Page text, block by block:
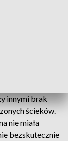
innymi brak
ścieków.
nie miała
bezskutecznie